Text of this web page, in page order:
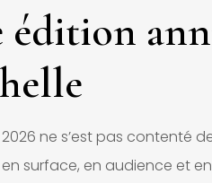
édition
ne s’est pas contenté
en surface, en audience et